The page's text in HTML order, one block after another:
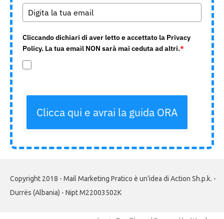
Cliccando dichiari di aver letto e accettato la Privacy
Policy. La tua email NON sarà mai ceduta ad altri.*
Clicca qui e avrai la guida ORA
Copyright 2018 - Mail Marketing Pratico è un'idea di Action Sh.p.k. -
Durrës (Albania) - Nipt M22003502K